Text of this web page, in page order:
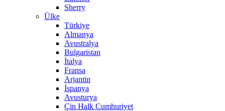
Sherry
Ülke
Türkiye
Almanya
Avustralya
Bulgaristan
İtalya
Fransa
Arjantin
İspanya
Avusturya
Çin Halk Cumhuriyet